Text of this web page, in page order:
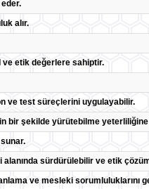
alır.
ve etik değerlere sahiptir.
ve test süreçlerini uygulayabilir.
bir şekilde yürütebilme
sürdürülebilir ve etik
ve mesleki sorumluluklarını